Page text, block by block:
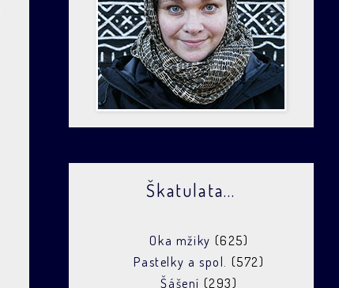
Škatulata...
Oka mžiky (625)
Pastelky a spol. (572)
Šášení (293)